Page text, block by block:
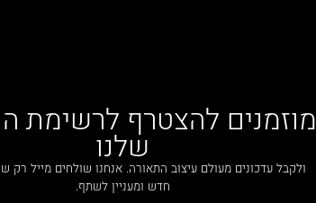
מוזמנים להצטרף לרשימת
שלנו
ולקבל עדכונים מעולם עיצוב התאורה. אנחנו שולחים מייל רק
חדש ומעניין לשתף.